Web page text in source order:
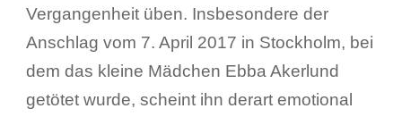
Vergangenheit üben. Insbesondere der
Anschlag vom 7. April 2017 in Stockholm, bei
dem das kleine Mädchen Ebba Akerlund
getötet wurde, scheint ihn derart emotional